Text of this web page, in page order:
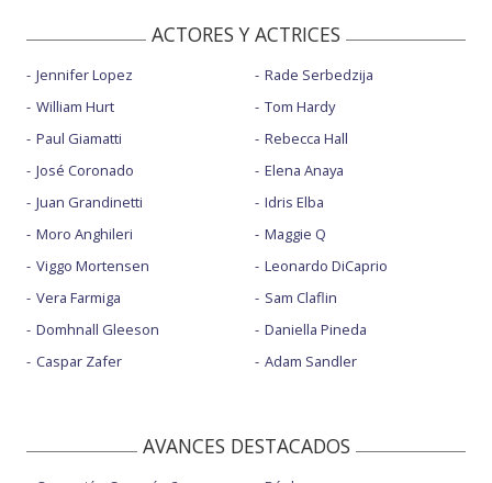
ACTORES Y ACTRICES
Jennifer Lopez
William Hurt
Paul Giamatti
José Coronado
Juan Grandinetti
Moro Anghileri
Viggo Mortensen
Vera Farmiga
Domhnall Gleeson
Caspar Zafer
Rade Serbedzija
Tom Hardy
Rebecca Hall
Elena Anaya
Idris Elba
Maggie Q
Leonardo DiCaprio
Sam Claflin
Daniella Pineda
Adam Sandler
AVANCES DESTACADOS